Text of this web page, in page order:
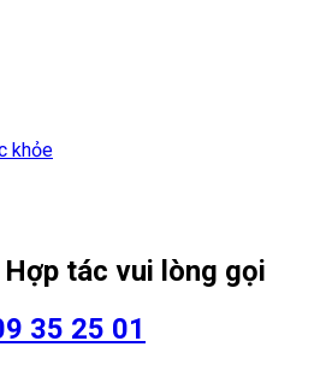
khỏe
Hợp tác vui lòng gọi
35 25 01